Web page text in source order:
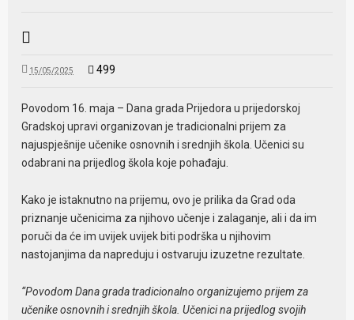
15/05/2025 499
Povodom 16. maja – Dana grada Prijedora u prijedorskoj
Gradskoj upravi organizovan je tradicionalni prijem za
najuspješnije učenike osnovnih i srednjih škola. Učenici su
odabrani na prijedlog škola koje pohađaju.
Kako je istaknutno na prijemu, ovo je prilika da Grad oda
priznanje učenicima za njihovo učenje i zalaganje, ali i da im
poruči da će im uvijek uvijek biti podrška u njihovim
nastojanjima da napreduju i ostvaruju izuzetne rezultate.
“Povodom Dana grada tradicionalno organizujemo prijem za
učenike osnovnih i srednjih škola. Učenici na prijedlog svojih